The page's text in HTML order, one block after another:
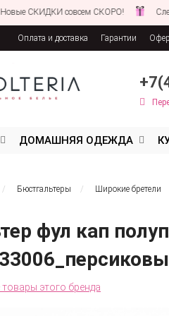
СКИДКИ совсем СКОРО! Следите
Оплата и доставка Гарантии
ДОМАШНЯЯ ОДЕЖДА
Бюстгальтеры Широкие бретели
фул кап
товары этого бренда